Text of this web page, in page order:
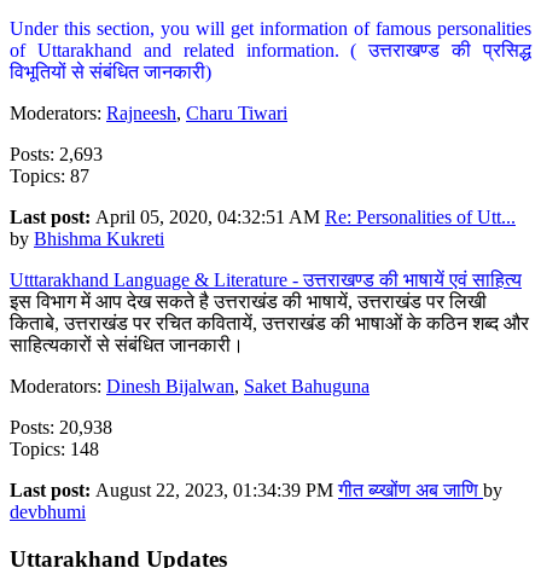
Under this section, you will get information of famous personalities
of Uttarakhand and related information. ( उत्तराखण्ड की प्रसिद्ध
विभूतियों से संबंधित जानकारी)
Moderators: Rajneesh, Charu Tiwari
Posts: 2,693
Topics: 87
Last post: April 05, 2020, 04:32:51 AM Re: Personalities of Utt...
by Bhishma Kukreti
Utttarakhand Language & Literature - उत्तराखण्ड की भाषायें एवं साहित्य
इस विभाग में आप देख सकते है उत्तराखंड की भाषायें, उत्तराखंड पर लिखी
किताबे, उत्तराखंड पर रचित कवितायें, उत्तराखंड की भाषाओं के कठिन शब्द और
साहित्यकारों से संबंधित जानकारी।
Moderators: Dinesh Bijalwan, Saket Bahuguna
Posts: 20,938
Topics: 148
Last post: August 22, 2023, 01:34:39 PMगीत ब्य्खोंण अब जाणि by
devbhumi
Uttarakhand Updates